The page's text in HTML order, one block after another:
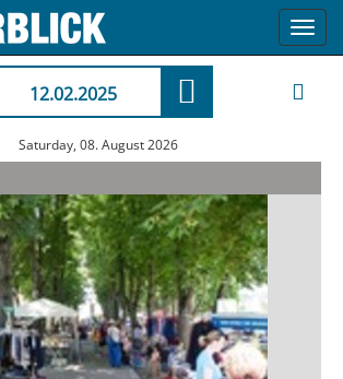
12.02.2025
Saturday, 08. August 2026